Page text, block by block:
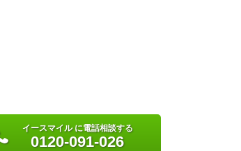
イースマイル に電話相談する
0120-091-026